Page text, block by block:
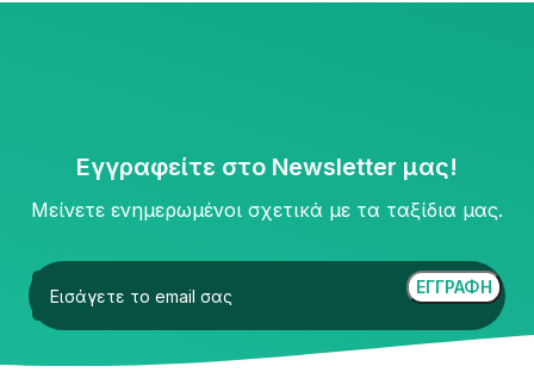
Εγγραφείτε στο Newsletter μας!
Μείνετε ενημερωμένοι σχετικά με τα ταξίδια μας.